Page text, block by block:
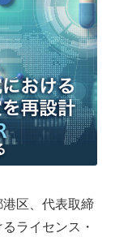
区、代表取締
ライセンス・